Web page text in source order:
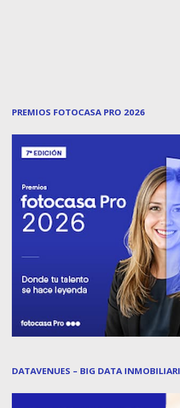
PREMIOS FOTOCASA PRO 2026
DATAVENUES – BIG DATA